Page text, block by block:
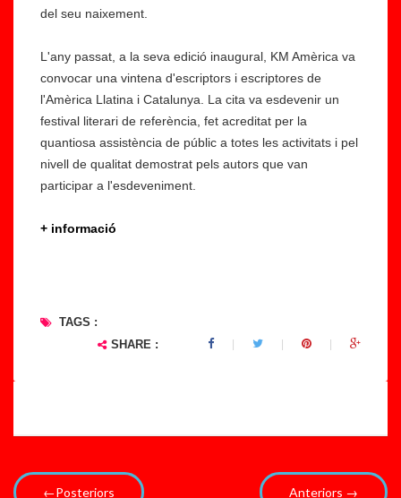
del seu naixement.
L'any passat, a la seva edició inaugural, KM Amèrica va
convocar una vintena d'escriptors i escriptores de
l'Amèrica Llatina i Catalunya. La cita va esdevenir un
festival literari de referència, fet acreditat per la
quantiosa assistència de públic a totes les activitats i pel
nivell de qualitat demostrat pels autors que van
participar a l'esdeveniment.
+ informació
TAGS :
SHARE :
←Posteriors Anteriors →